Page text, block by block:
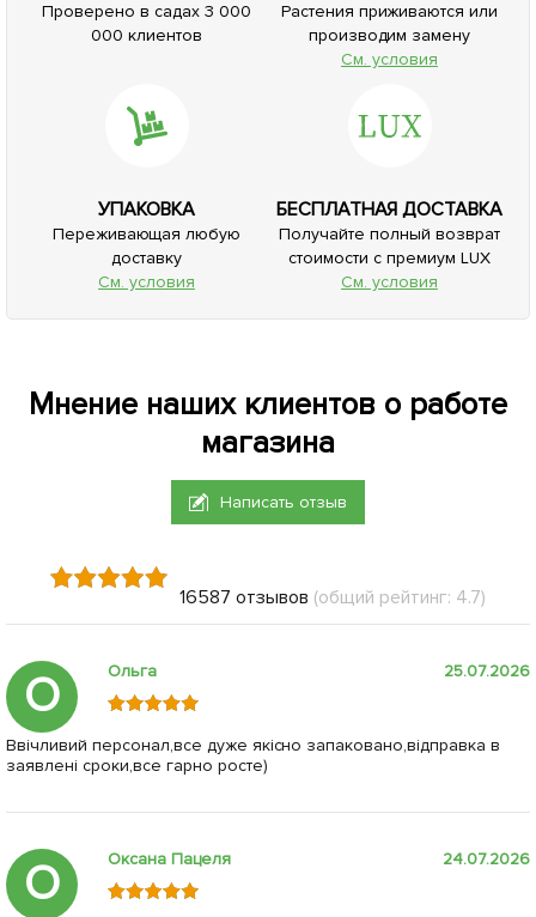
Проверено в садах 3 000
000 клиентов
Растения приживаются или
производим замену
См. условия
УПАКОВКА
Переживающая любую
доставку
См. условия
БЕСПЛАТНАЯ ДОСТАВКА
Получайте полный возврат
стоимости с премиум LUX
См. условия
Мнение наших клиентов о работе
магазина
Написать отзыв
16587 отзывов (общий рейтинг: 4.7)
О Ольга 25.07.2026
Ввічливий персонал,все дуже якісно запаковано,відправка в
заявлені сроки,все гарно росте)
О Оксана Пацеля 24.07.2026